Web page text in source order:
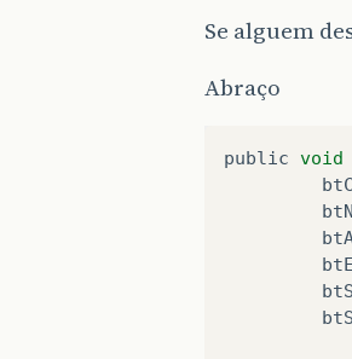
Se alguem
Abraço
public void